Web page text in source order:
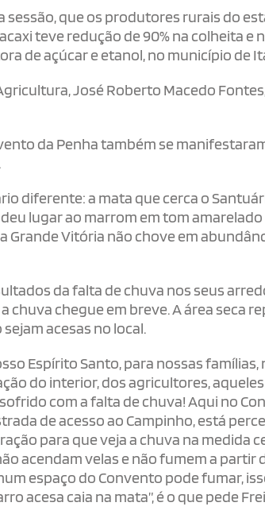
sessão, que os produtores rurais do
teve redução de 90% na colheita e
de açúcar e etanol, no município de
José Roberto Macedo
da Penha também se
diferente: a mata que cerca o
lugar ao marrom em tom amarelado
Grande Vitória não chove em
da falta de chuva nos seus
chuva chegue em breve. A área seca
acesas no local.
Espírito Santo, para nossas famílias,
do interior, dos agricultores,
com a falta de chuva! Aqui no
de acesso ao Campinho, está
para que veja a chuva na medida
acendam velas e não fumem a partir
espaço do Convento pode fumar,
acesa caia na mata”, é o que pede